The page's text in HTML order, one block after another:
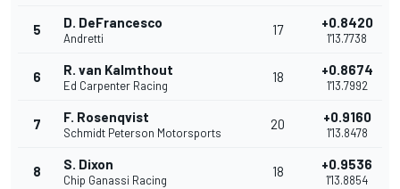
5 D. DeFrancesco
Andretti
17 +0.8420
1'13.7738
6 R. van Kalmthout
Ed Carpenter Racing
18 +0.8674
1'13.7992
7 F. Rosenqvist
Schmidt Peterson Motorsports
20 +0.9160
1'13.8478
8 S. Dixon
Chip Ganassi Racing
18 +0.9536
1'13.8854